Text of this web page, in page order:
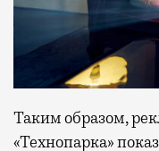
Таким образом,
«Технопарка»